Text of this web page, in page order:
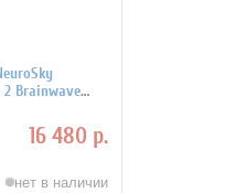
Brainwave
16 480 р.
нет в наличии